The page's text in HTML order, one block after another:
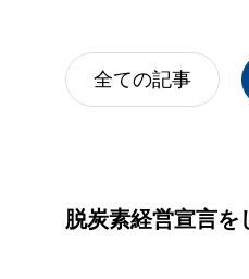
全ての記事
脱炭素経営宣言を